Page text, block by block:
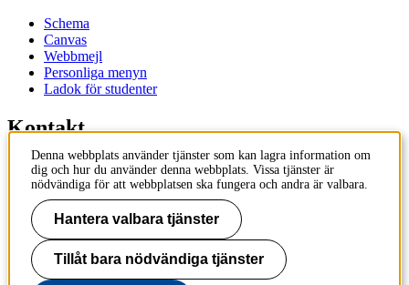
Schema
Canvas
Webbmejl
Personliga menyn
Ladok för studenter
Kontakt
Kontakta utbildningsprogram
Kontakta kurs
IT-support
KTH Entré
KTH
100 44 Stockholm
Denna webbplats använder tjänster som kan lagra information om
dig och hur du använder denna webbplats. Vissa tjänster är
nödvändiga för att webbplatsen ska fungera och andra är valbara.
Hantera valbara tjänster
Tillåt bara nödvändiga tjänster